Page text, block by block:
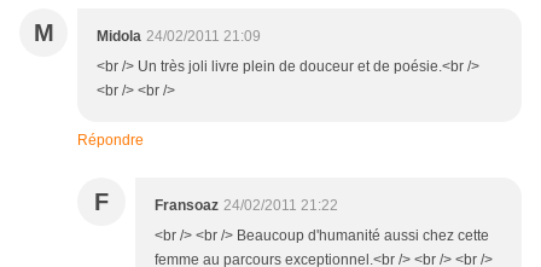
M Midola 24/02/2011 21:09
<br /> Un très joli livre plein de douceur et de poésie.<br />
<br /> <br />
Répondre
F Fransoaz 24/02/2011 21:22
<br /> <br /> Beaucoup d'humanité aussi chez cette
femme au parcours exceptionnel.<br /> <br /> <br />